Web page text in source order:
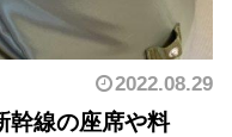
2022.08.29
幹線の座席や料